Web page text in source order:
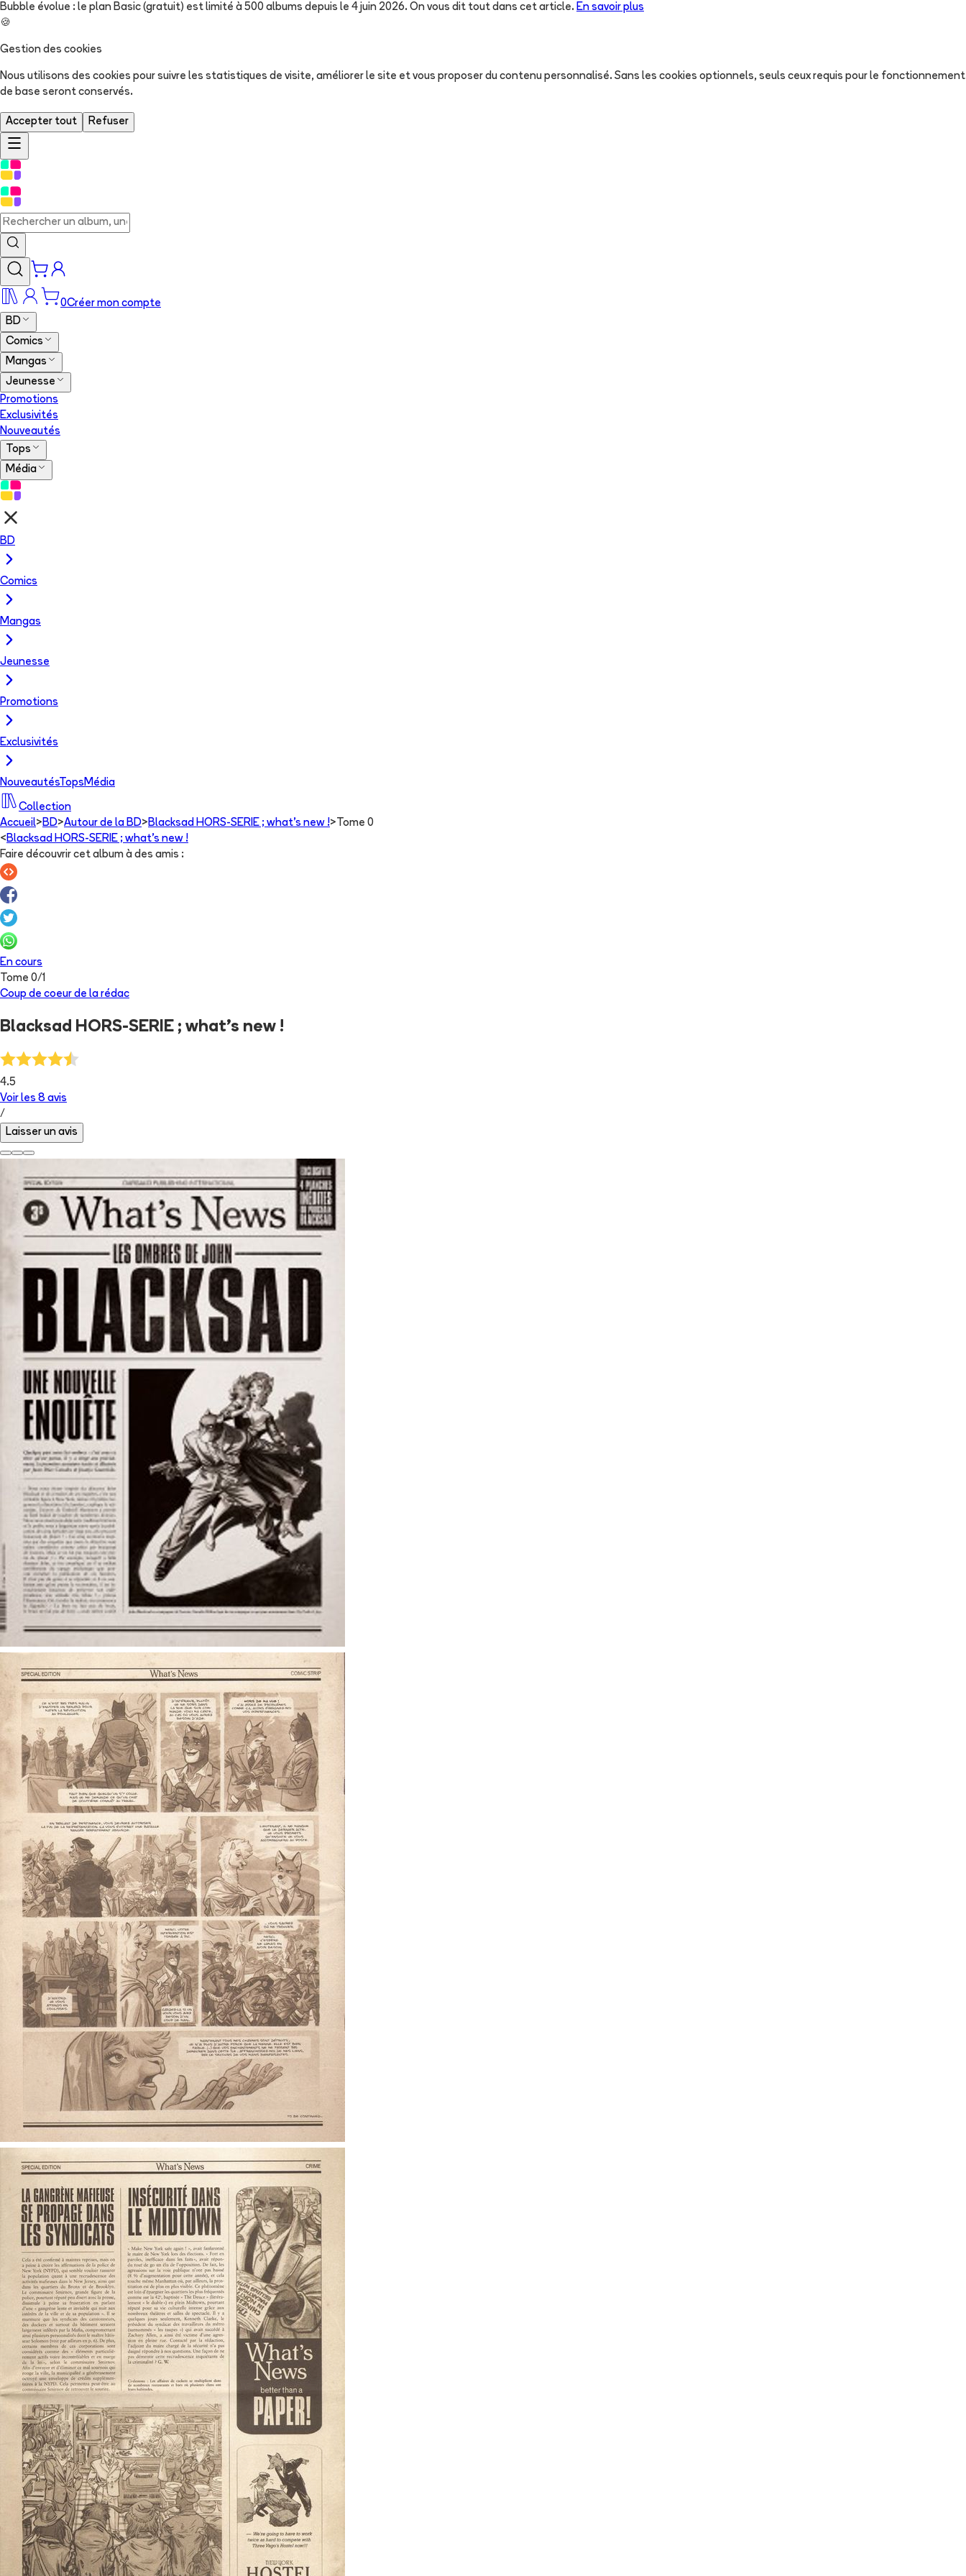
Bubble évolue : le plan Basic (gratuit) est limité à 500 albums depuis le 4 juin 2026. On vous dit tout dans cet article. En savoir plus
🍪
Gestion des cookies
Nous utilisons des cookies pour suivre les statistiques de visite, améliorer le site et vous proposer du contenu personnalisé. Sans les cookies optionnels, seuls ceux requis pour le fonctionnement
de base seront conservés.
Accepter tout Refuser
0Créer mon compte
BD
Comics
Mangas
Jeunesse
Promotions
Exclusivités
Nouveautés
Tops
Média
BD
Comics
Mangas
Jeunesse
Promotions
Exclusivités
NouveautésTops Média
Collection
Accueil> BD>Autour de la BD> Blacksad HORS-SERIE ; what's new !> Tome 0
< Blacksad HORS-SERIE ; what's new !
Faire découvrir cet album à des amis :
En cours
Tome 0/1
Coup de coeur de la rédac
Blacksad HORS-SERIE ; what's new !
4.5
Voir les 8 avis
/
Laisser un avis